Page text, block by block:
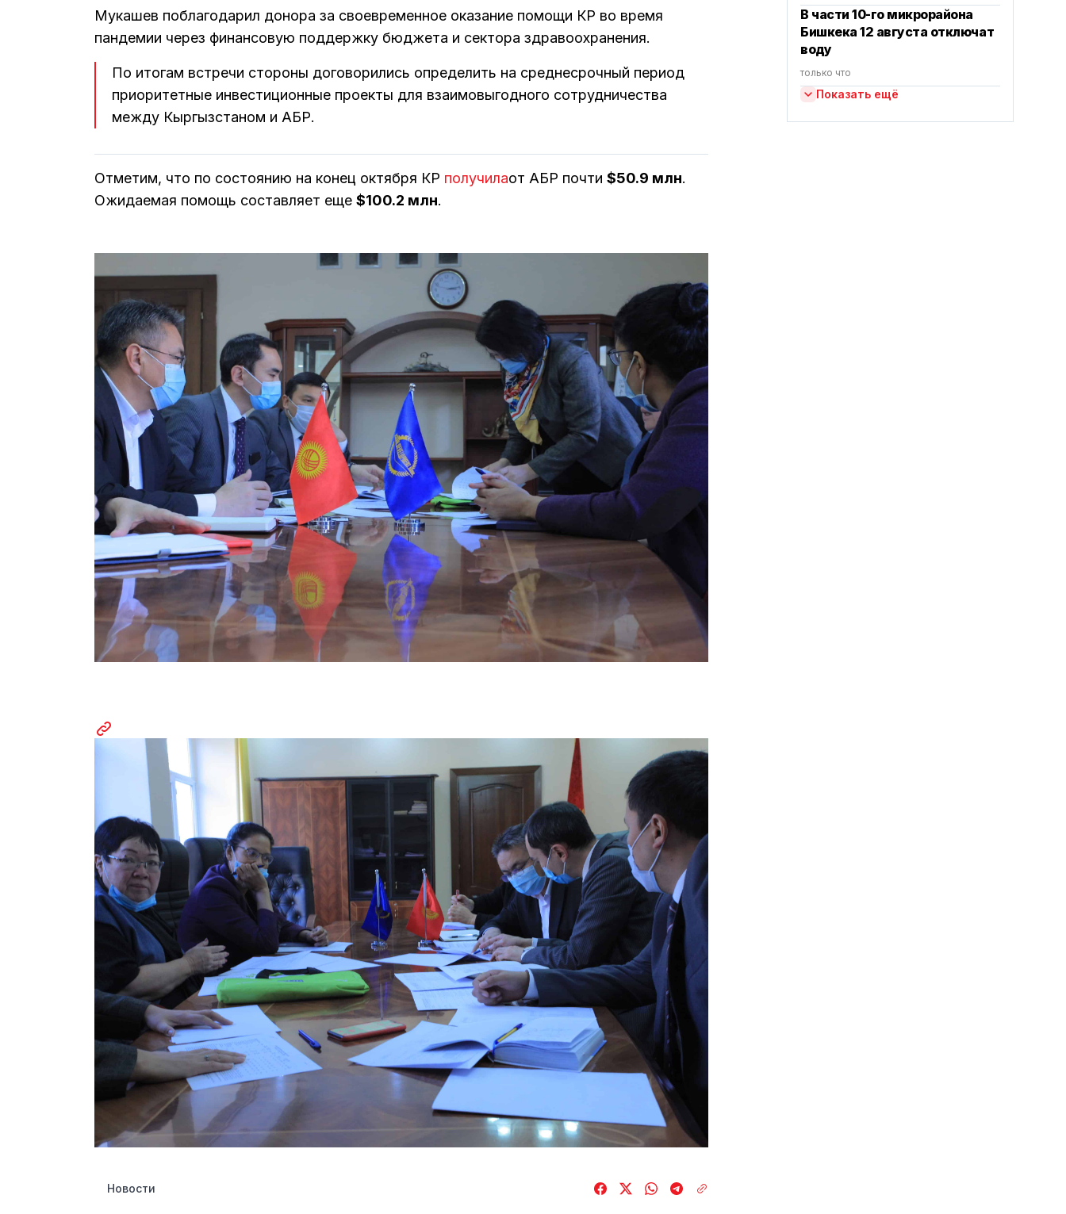
Мукашев поблагодарил донора за своевременное оказание помощи КР во время
пандемии через финансовую поддержку бюджета и сектора здравоохранения.
По итогам встречи стороны договорились определить на среднесрочный период
приоритетные инвестиционные проекты для взаимовыгодного сотрудничества
между Кыргызстаном и АБР.
Отметим, что по состоянию на конец октября КР получилаот АБР почти $50.9 млн.
Ожидаемая помощь составляет еще $100.2 млн.
Новости
В части 10-го микрорайона
Бишкека 12 августа отключат
воду
только что
Показать ещё